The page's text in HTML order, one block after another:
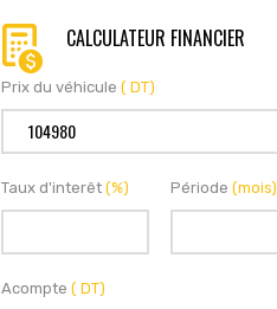
CALCULATEUR FINANCIER
Prix du véhicule ( DT)
Taux d'interêt (%) Période (mois)
Acompte ( DT)